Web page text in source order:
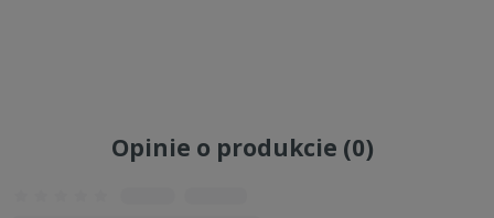
Opinie o produkcie (0)